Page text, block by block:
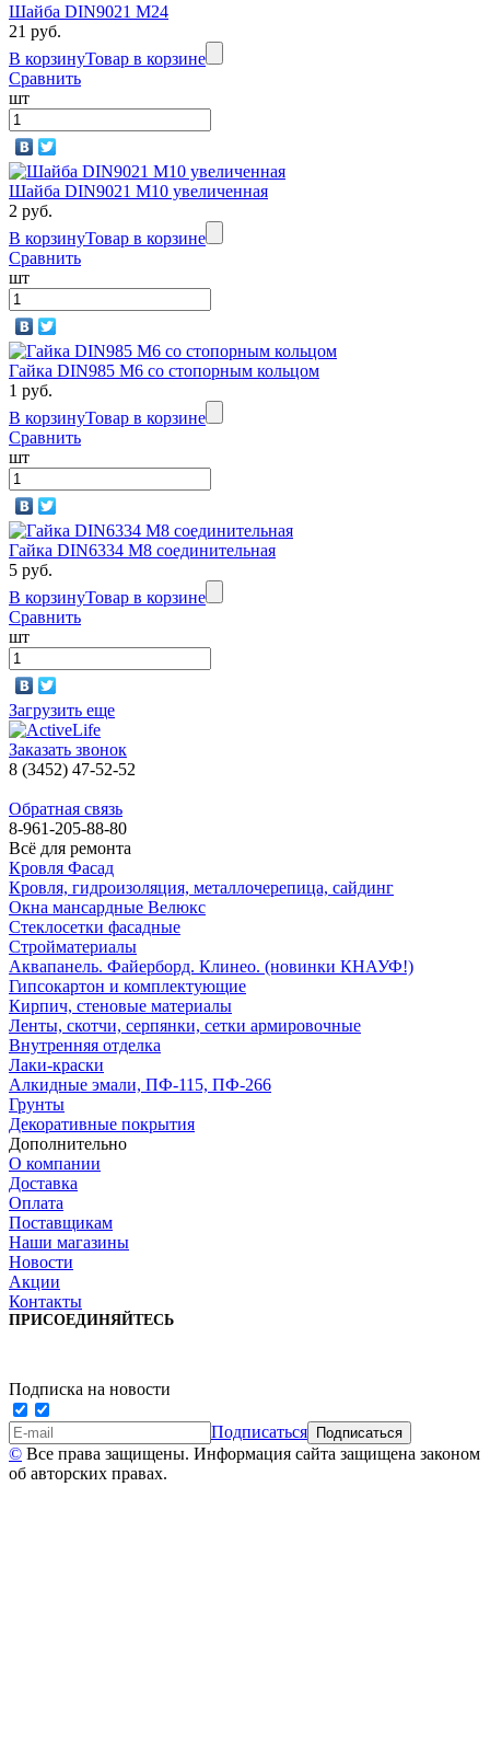
Шайба DIN9021 М24
21 руб.
В корзинуТовар в корзине
Сравнить
шт
Шайба DIN9021 М10 увеличенная
2 руб.
В корзинуТовар в корзине
Сравнить
шт
Гайка DIN985 M6 со стопорным кольцом
1 руб.
В корзинуТовар в корзине
Сравнить
шт
Гайка DIN6334 M8 соединительная
5 руб.
В корзинуТовар в корзине
Сравнить
шт
Загрузить еще
Заказать звонок
8 (3452) 47-52-52
Обратная связь
8-961-205-88-80
Всё для ремонта
Кровля Фасад
Кровля, гидроизоляция, металлочерепица, сайдинг
Окна мансардные Велюкс
Стеклосетки фасадные
Стройматериалы
Аквапанель. Файерборд. Клинео. (новинки КНАУФ!)
Гипсокартон и комплектующие
Кирпич, стеновые материалы
Ленты, скотчи, серпянки, сетки армировочные
Внутренняя отделка
Лаки-краски
Алкидные эмали, ПФ-115, ПФ-266
Грунты
Декоративные покрытия
Дополнительно
О компании
Доставка
Оплата
Поставщикам
Наши магазины
Новости
Акции
Контакты
ПРИСОЕДИНЯЙТЕСЬ
Подписка на новости
Подписаться
© Все права защищены. Информация сайта защищена законом
об авторских правах.